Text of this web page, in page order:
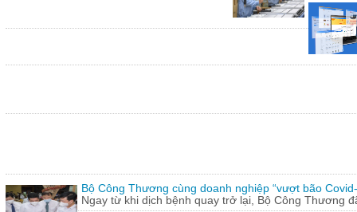
Bộ Công Thương cùng doanh nghiệp “vượt bão
Ngay từ khi dịch bệnh quay trở lại, Bộ Công Thương